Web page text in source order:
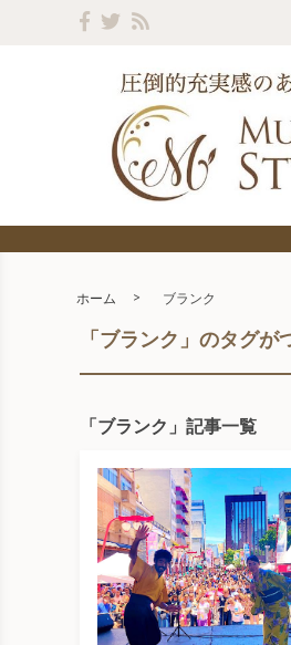
ホーム ブランク
「ブランク」のタグが
「ブランク」記事一覧